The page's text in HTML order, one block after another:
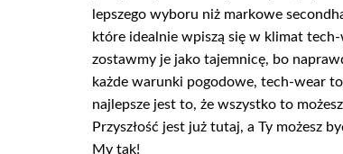
lepszego wyboru niż markowe
które idealnie wpiszą się w klimat
zostawmy je jako tajemnicę, bo
każde warunki pogodowe, tech-wear
najlepsze jest to, że wszystko to
Przyszłość jest już tutaj, a Ty możesz
My tak!